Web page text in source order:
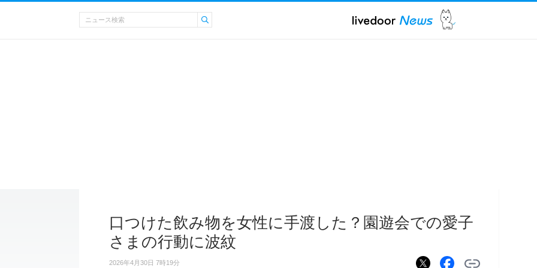
口つけた飲み物を女性に手渡した？園遊会での愛子
さまの行動に波紋
2026年4月30日 7時19分